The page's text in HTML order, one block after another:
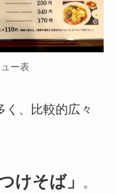
ー表
く、比較的広々
つけそば」 。